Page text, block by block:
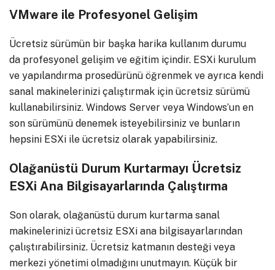
VMware ile Profesyonel Gelişim
Ücretsiz sürümün bir başka harika kullanım durumu
da profesyonel gelişim ve eğitim içindir. ESXi kurulum
ve yapılandırma prosedürünü öğrenmek ve ayrıca kendi
sanal makinelerinizi çalıştırmak için ücretsiz sürümü
kullanabilirsiniz. Windows Server veya Windows’un en
son sürümünü denemek isteyebilirsiniz ve bunların
hepsini ESXi ile ücretsiz olarak yapabilirsiniz.
Olağanüstü Durum Kurtarmayı Ücretsiz
ESXi Ana Bilgisayarlarında Çalıştırma
Son olarak, olağanüstü durum kurtarma sanal
makinelerinizi ücretsiz ESXi ana bilgisayarlarından
çalıştırabilirsiniz. Ücretsiz katmanın desteği veya
merkezi yönetimi olmadığını unutmayın. Küçük bir